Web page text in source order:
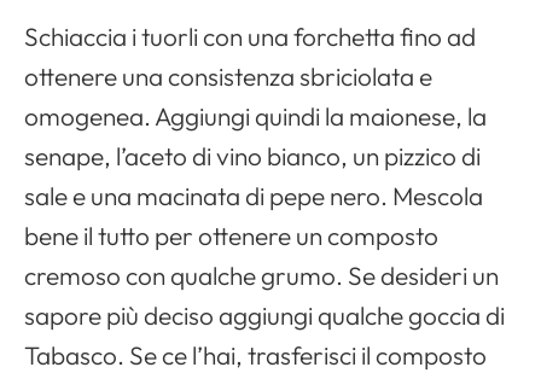
Schiaccia i tuorli con una forchetta fino ad
ottenere una consistenza sbriciolata e
omogenea. Aggiungi quindi la maionese, la
senape, l’aceto di vino bianco, un pizzico di
sale e una macinata di pepe nero. Mescola
bene il tutto per ottenere un composto
cremoso con qualche grumo. Se desideri un
sapore più deciso aggiungi qualche goccia di
Tabasco. Se ce l’hai, trasferisci il composto